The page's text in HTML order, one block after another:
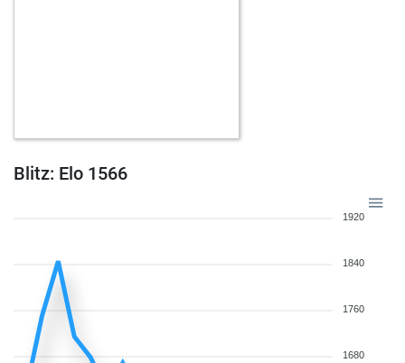
Blitz: Elo 1566
1920
1840
1760
1680